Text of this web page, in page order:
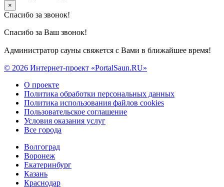
×
Спасибо за звонок!
Спасибо за Ваш звонок!
Администратор сауны свяжется с Вами в ближайшее время!
© 2026 Интернет-проект «PortalSaun.RU»
О проекте
Политика обработки персональных данных
Политика использования файлов cookies
Пользовательское соглашение
Условия оказания услуг
Все города
Волгоград
Воронеж
Екатеринбург
Казань
Краснодар